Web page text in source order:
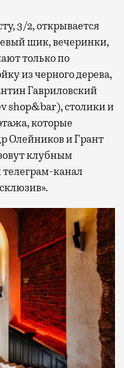
3/2, открывается
шик, вечеринки,
только по
из черного дерева,
Гавриловский
shop&bar), столики и
которые
Олейников и Грант
клубным
канал